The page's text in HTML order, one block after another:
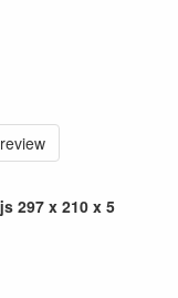
297 x 210 x 5